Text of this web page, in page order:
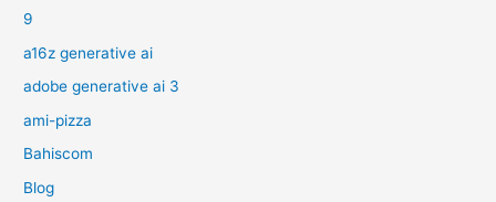
9
a16z generative ai
adobe generative ai 3
ami-pizza
Bahiscom
Blog